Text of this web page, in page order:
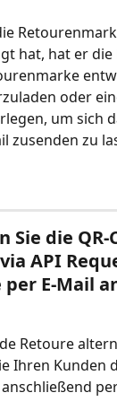
hat, hat er
oder
um sich
zusenden zu
Sie die QR-
API
per E-Mail
Retoure
Ihren Kunden